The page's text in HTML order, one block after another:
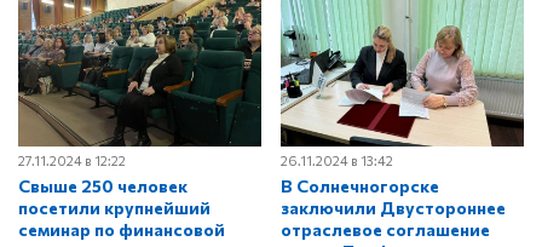
27.11.2024 в 12:22
Свыше 250 человек
посетили крупнейший
семинар по финансовой
26.11.2024 в 13:42
В Солнечногорске
заключили Двустороннее
отраслевое соглашение